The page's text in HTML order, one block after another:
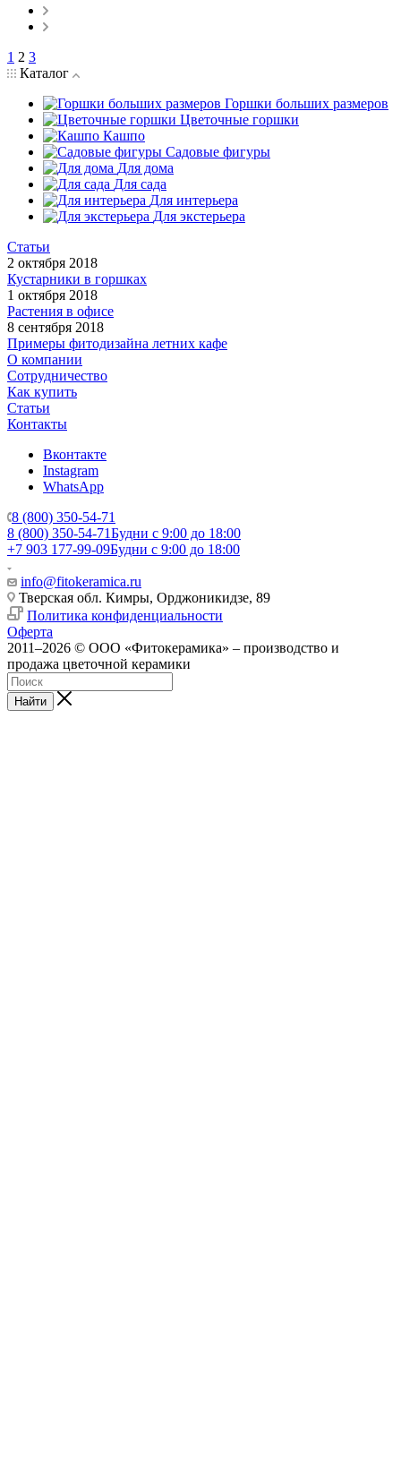
1 2 3
Каталог
Горшки больших размеров
Цветочные горшки
Кашпо
Садовые фигуры
Для дома
Для сада
Для интерьера
Для экстерьера
Статьи
2 октября 2018
Кустарники в горшках
1 октября 2018
Растения в офисе
8 сентября 2018
Примеры фитодизайна летних кафе
О компании
Сотрудничество
Как купить
Статьи
Контакты
Вконтакте
Instagram
WhatsApp
8 (800) 350-54-71
8 (800) 350-54-71Будни с 9:00 до 18:00
+7 903 177-99-09Будни с 9:00 до 18:00
info@fitokeramica.ru
Тверская обл. Кимры, Орджоникидзе, 89
Политика конфиденциальности
Оферта
2011–2026 © ООО «Фитокерамика» – производство и
продажа цветочной керамики
Найти